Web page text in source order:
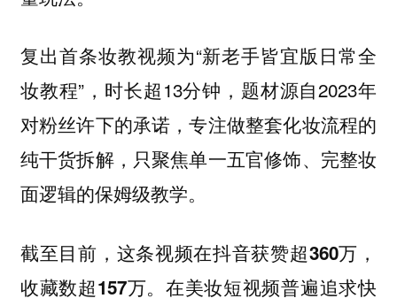
复出首条妆教视频为“新老手皆宜版日常全
妆教程”，时长超13分钟，题材源自2023年
对粉丝许下的承诺，专注做整套化妆流程的
纯干货拆解，只聚焦单一五官修饰、完整妆
面逻辑的保姆级教学。
截至目前，这条视频在抖音获赞超360万，
收藏数超157万。 在美妆短视频普遍追求快